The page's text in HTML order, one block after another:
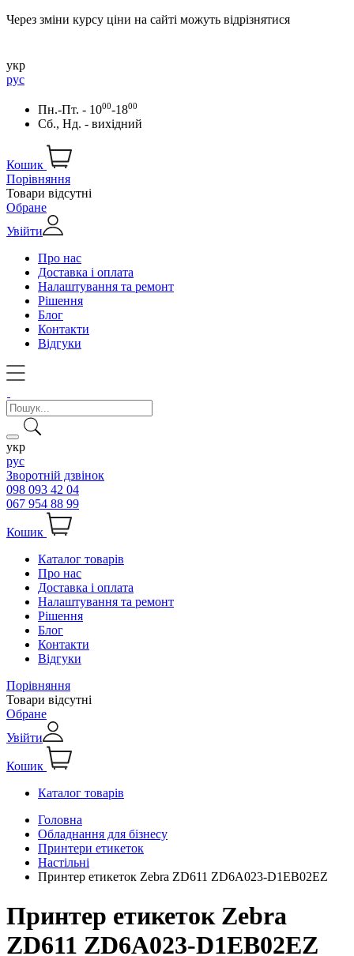
Через зміни курсу ціни на сайті можуть відрізнятися
укр
рус
Пн.-Пт. - 1000-1800
Сб., Нд. - вихідний
Кошик
Порівняння
Товари відсутні
Обране
Увійти
Про нас
Доставка і оплата
Налаштування та ремонт
Рішення
Блог
Контакти
Відгуки
укр
рус
Зворотній дзвінок
098 093 42 04
067 954 88 99
Кошик
Каталог товарів
Про нас
Доставка і оплата
Налаштування та ремонт
Рішення
Блог
Контакти
Відгуки
Порівняння
Товари відсутні
Обране
Увійти
Кошик
Каталог товарів
Головна
Обладнання для бізнесу
Принтери етикеток
Настільні
Принтер етикеток Zebra ZD611 ZD6A023-D1EB02EZ
Принтер етикеток Zebra
ZD611 ZD6A023-D1EB02EZ